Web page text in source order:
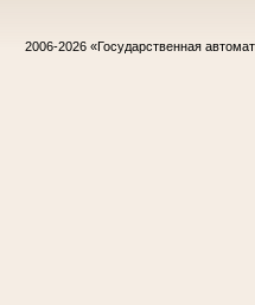
2006-2026 «Государственная